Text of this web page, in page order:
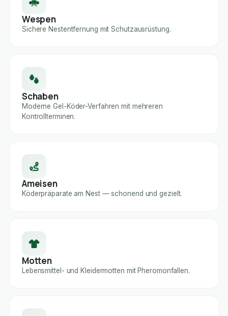
Wespen
Sichere Nestentfernung mit Schutzausrüstung.
Schaben
Moderne Gel-Köder-Verfahren mit mehreren
Kontrollterminen.
Ameisen
Köderpräparate am Nest — schonend und gezielt.
Motten
Lebensmittel- und Kleidermotten mit Pheromonfallen.